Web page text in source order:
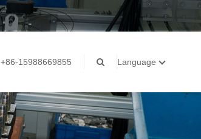
+86-15988669855 Language